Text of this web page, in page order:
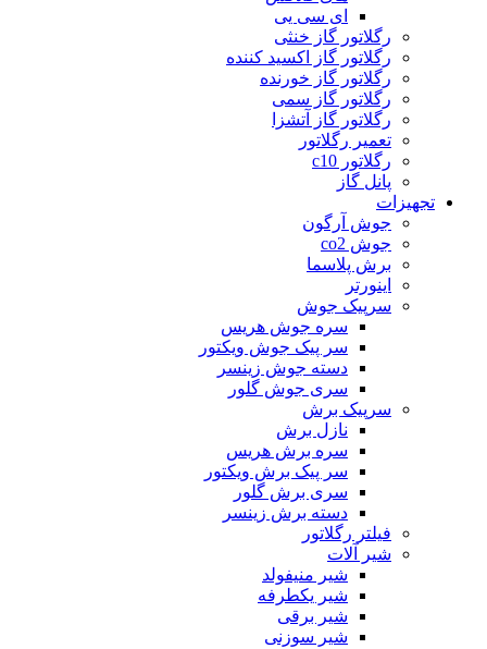
ای سی یی
رگلاتور گاز خنثی
رگلاتور گاز اکسید کننده
رگلاتور گاز خورنده
رگلاتور گاز سمی
رگلاتور گاز آتشزا
تعمیر رگلاتور
رگلاتور c10
پانل گاز
تجهیزات
جوش آرگون
جوش co2
برش پلاسما
اینورتر
سرپیک جوش
سره جوش هریس
سر پیک جوش ویکتور
دسته جوش زینسر
سری جوش گلور
سرپیک برش
نازل برش
سره برش هریس
سر پیک برش ویکتور
سری برش گلور
دسته برش زینسر
فیلتر رگلاتور
شیر آلات
شیر منیفولد
شیر یکطرفه
شیر برقی
شیر سوزنی